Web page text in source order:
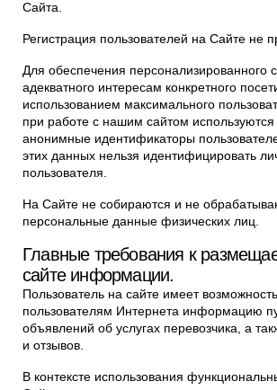
Сайта.
Регистрация пользователей на Сайте не
Для обеспечения персонализированного
адекватного интересам конкретного
использованием максимального
при работе с нашим сайтом используются
анонимные идентификаторы
этих данных нельзя идентифицировать
пользователя.
На Сайте не собираются и не
персональные данные физических лиц.
Главные требования к
сайте информации.
Пользователь на сайте имеет
пользователям Интернета информацию
объявлений об услугах перевозчика, а
и отзывов.
В контексте использования